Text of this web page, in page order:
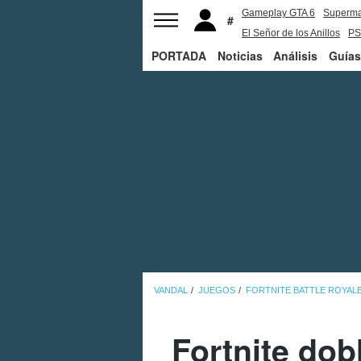
Gameplay GTA 6
El Señor de los Anillos
PORTADA Noticias Análisis Guías
VANDAL JUEGOS FORTNITE BATTLE
Fortnite